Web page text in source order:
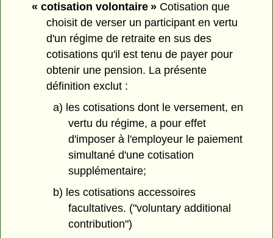
« cotisation volontaire »Cotisation que
choisit de verser un participant en vertu
d'un régime de retraite en sus des
cotisations qu'il est tenu de payer pour
obtenir une pension. La présente
définition exclut :
a) les cotisations dont le versement, en
vertu du régime, a pour effet
d'imposer à l'employeur le paiement
simultané d'une cotisation
supplémentaire;
b) les cotisations accessoires
facultatives. ("voluntary additional
contribution")